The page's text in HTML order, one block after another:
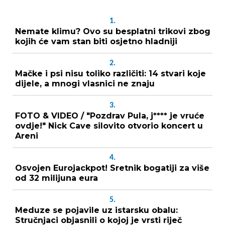
1.
Nemate klimu? Ovo su besplatni trikovi zbog
kojih će vam stan biti osjetno hladniji
2.
Mačke i psi nisu toliko različiti: 14 stvari koje
dijele, a mnogi vlasnici ne znaju
3.
FOTO & VIDEO / "Pozdrav Pula, j**** je vruće
ovdje!" Nick Cave silovito otvorio koncert u
Areni
4.
Osvojen Eurojackpot! Sretnik bogatiji za više
od 32 milijuna eura
5.
Meduze se pojavile uz istarsku obalu:
Stručnjaci objasnili o kojoj je vrsti riječ